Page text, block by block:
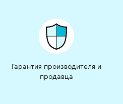
Гарантия производителя и
продавца